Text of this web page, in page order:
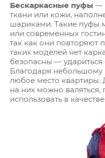
Бескаркасные пуфы —
ткани или кожи,
шариками. Такие пуфы
или современных
так как они повторяют
таких моделей нет
безопасны —
Благодаря небольшому
любое место квартиры.
на них можно валяться,
использовать в